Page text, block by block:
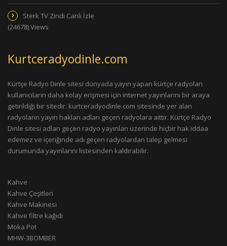
Sterk TV Zindi Canlı İzle
(24678) Views
Kurtceradyodinle.com
Kürtçe Radyo Dinle sitesi dünyada yayın yapan kürtçe radyoları
kullanıcıların daha kolay erişmesi için internet yayınlarını bir araya
getirildiği bir sitedir. kurtceradyodinle.com sitesinde yer alan
radyoların yayın hakları adları geçen radyolara aittir. Kürtçe Radyo
Dinle sitesi adları geçen radyo yayınları üzerinde hiçbir hak iddaa
edemez ve içeriğinde adı geçen radyolardan talep gelmesi
durumunda yayınlarını listesinden kaldırabilir.
Kahve
Kahve Çeşitleri
Kahve Makinesi
Kahve filtre kağıdı
Moka Pot
MHW-3BOMBER